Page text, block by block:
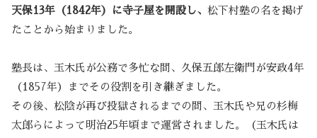
天保13年（1842年）に寺子屋を開設し、 松下村塾の名を掲げ
たことから始まりました。
塾長は、玉木氏が公務で多忙な間、久保五郎左衛門が安政4年
（1857年）までその役割を引き継ぎました。
その後、松陰が再び投獄されるまでの間、玉木氏や兄の杉梅
太郎らによって明治25年頃まで運営されました。（玉木氏は